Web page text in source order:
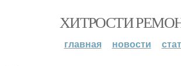
ХИТРОСТИ
главная новости